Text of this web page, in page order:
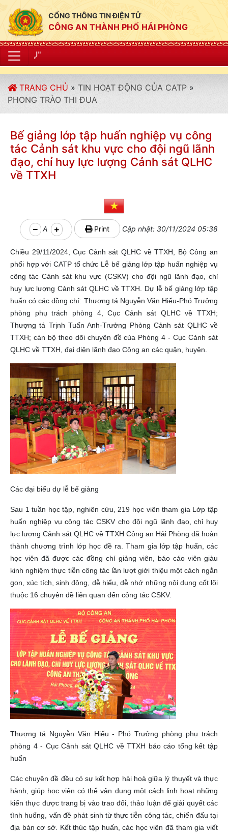
CỔNG THÔNG TIN ĐIỆN TỬ
CÔNG AN THÀNH PHỐ HẢI PHÒNG
TRANG CHỦ » TIN HOẠT ĐỘNG CỦA CATP »
PHONG TRÀO THI ĐUA
Bế giảng lớp tập huấn nghiệp vụ công
tác Cảnh sát khu vực cho đội ngũ lãnh
đạo, chỉ huy lực lượng Cảnh sát QLHC
về TTXH
A Print Cập nhật: 30/11/2024 05:38
Chiều 29/11/2024, Cục Cảnh sát QLHC về TTXH, Bộ Công an
phối hợp với CATP tổ chức Lễ bế giảng lớp tập huấn nghiệp vụ
công tác Cảnh sát khu vực (CSKV) cho đội ngũ lãnh đạo, chỉ
huy lực lượng Cảnh sát QLHC về TTXH. Dự lễ bế giảng lớp tập
huấn có các đồng chí: Thượng tá Nguyễn Văn Hiếu-Phó Trưởng
phòng phụ trách phòng 4, Cục Cảnh sát QLHC về TTXH;
Thượng tá Trịnh Tuấn Anh-Trưởng Phòng Cảnh sát QLHC về
TTXH; cán bộ theo dõi chuyên đề của Phòng 4 - Cục Cảnh sát
QLHC về TTXH, đại diện lãnh đạo Công an các quận, huyện.
Các đại biểu dự lễ bế giảng
Sau 1 tuần học tập, nghiên cứu, 219 học viên tham gia Lớp tập
huấn nghiệp vụ công tác CSKV cho đội ngũ lãnh đạo, chỉ huy
lực lượng Cảnh sát QLHC về TTXH Công an Hải Phòng đã hoàn
thành chương trình lớp học đề ra. Tham gia lớp tập huấn, các
học viên đã được các đồng chí giảng viên, báo cáo viên giàu
kinh nghiệm thực tiễn công tác lần lượt giới thiệu một cách ngắn
gọn, xúc tích, sinh động, dễ hiểu, dễ nhớ những nội dung cốt lõi
thuộc 16 chuyên đề liên quan đến công tác CSKV.
Thượng tá Nguyễn Văn Hiếu - Phó Trưởng phòng phụ trách
phòng 4 - Cục Cảnh sát QLHC về TTXH báo cáo tổng kết tập
huấn
Các chuyên đề đều có sự kết hợp hài hoà giữa lý thuyết và thực
hành, giúp học viên có thể vận dụng một cách linh hoạt những
kiến thực được trang bị vào trao đổi, thảo luận để giải quyết các
tình huống, vấn đề phát sinh từ thực tiễn công tác, chiến đấu tại
địa bàn cơ sở. Kết thúc tập huấn, các học viên đã tham gia viết